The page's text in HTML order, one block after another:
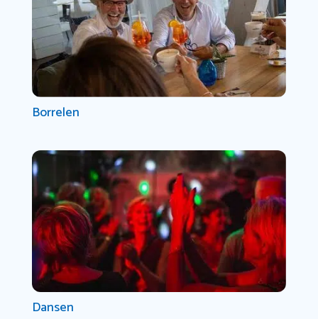
Borrelen
Dansen